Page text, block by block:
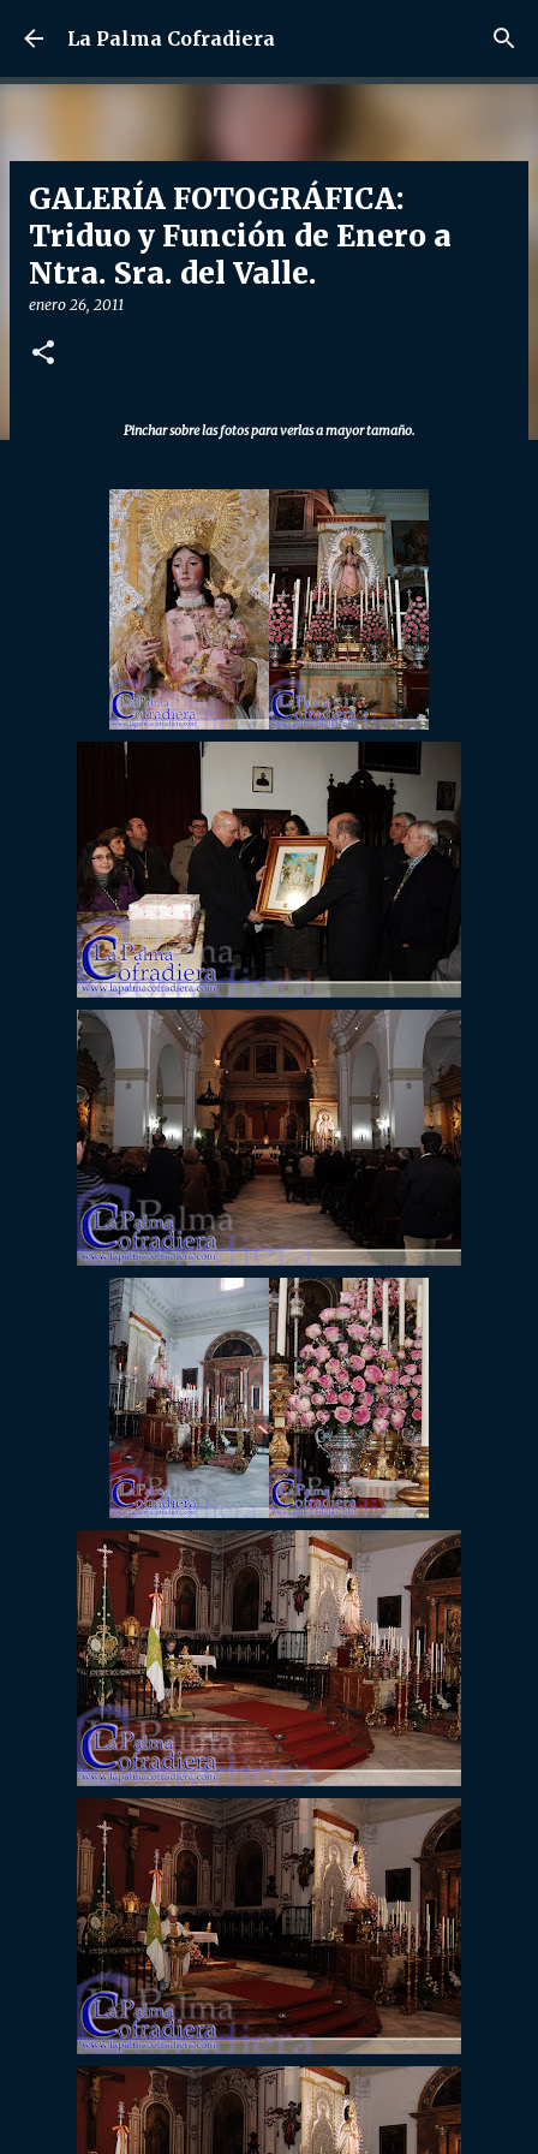
Ir al contenido principal
La Palma Cofradiera
GALERÍA FOTOGRÁFICA:
Triduo y Función de Enero a
Ntra. Sra. del Valle.
enero 26, 2011
Pinchar sobre las fotos para verlas a mayor tamaño.